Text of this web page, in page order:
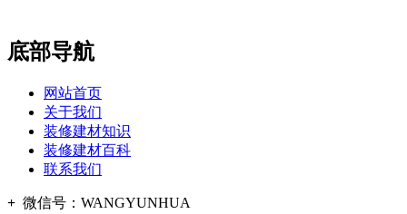
底部导航
网站首页
关于我们
装修建材知识
装修建材百科
联系我们
+ 微信号： WANGYUNHUA